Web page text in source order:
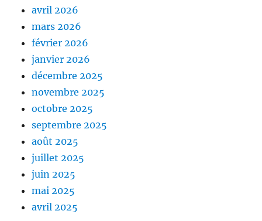
avril 2026
mars 2026
février 2026
janvier 2026
décembre 2025
novembre 2025
octobre 2025
septembre 2025
août 2025
juillet 2025
juin 2025
mai 2025
avril 2025